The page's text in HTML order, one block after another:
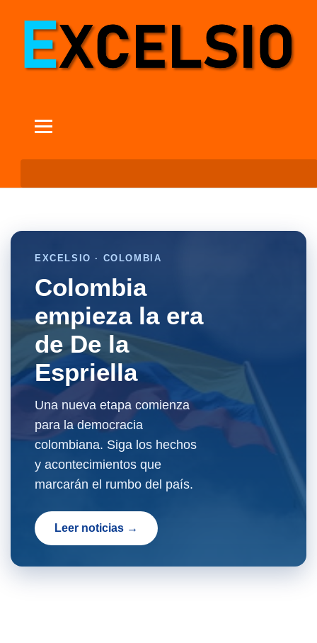
EXCELSIO · COLOMBIA
Colombia
empieza la era
de De la
Espriella
Una nueva etapa comienza
para la democracia
colombiana. Siga los hechos
y acontecimientos que
marcarán el rumbo del país.
Leer noticias →